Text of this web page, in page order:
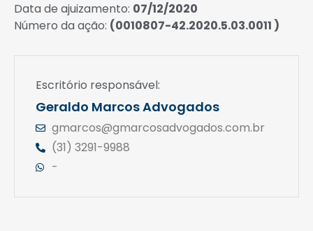
Data de ajuizamento: 07/12/2020
Número da ação: (0010807-42.2020.5.03.0011 )
Escritório responsável:
Geraldo Marcos Advogados
gmarcos@gmarcosadvogados.com.br
(31) 3291-9988
-